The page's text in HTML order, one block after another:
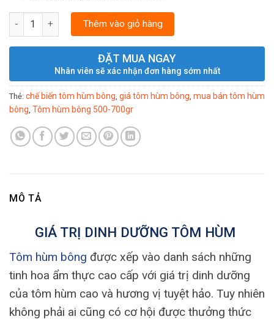
TÔM HÙM BÔNG SỐNG 500-700GR số lượng
Thêm vào giỏ hàng
ĐẶT MUA NGAY
Nhân viên sẽ xác nhận đơn hàng sớm nhất
Thẻ: chế biến tôm hùm bông giá tôm hùm bông mua bán tôm hùm
bông Tôm hùm bông 500-700gr
MÔ TẢ
GIÁ TRỊ DINH DƯỠNG TÔM HÙM
Tôm hùm bông được xếp vào danh sách những
tinh hoa ẩm thực cao cấp với giá trị dinh dưỡng
của tôm hùm cao và hương vị tuyệt hảo. Tuy nhiên
không phải ai cũng có cơ hội được thưởng thức